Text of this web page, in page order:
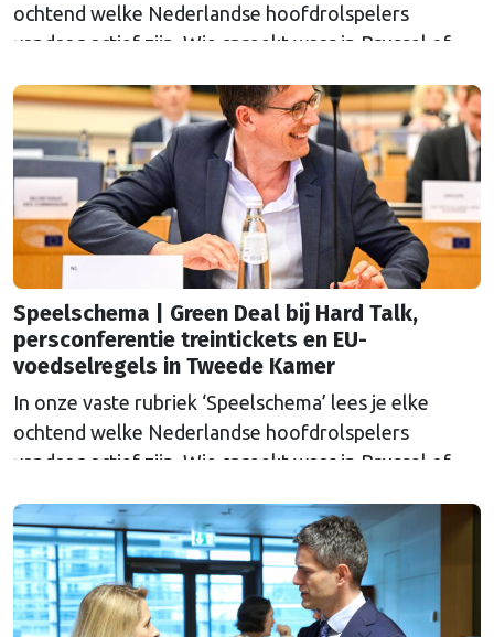
ochtend welke Nederlandse hoofdrolspelers
vandaag actief zijn. Wie spreekt waar in Brussel of
agenda?
Speelschema | Green Deal bij Hard Talk,
persconferentie treintickets en EU-
voedselregels in Tweede Kamer
In onze vaste rubriek ‘Speelschema’ lees je elke
ochtend welke Nederlandse hoofdrolspelers
vandaag actief zijn. Wie spreekt waar in Brussel of
agenda?